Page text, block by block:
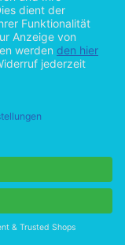
und
1996, Hoffmann
(Holmes
wurden eine Vielzahl
zahlreiche
3 zeigen hier die